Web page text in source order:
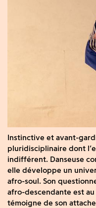
Instinctive et avant-
pluridisciplinaire dont
indifférent. Danseuse
elle développe un
afro-soul. Son
afro-descendante est
témoigne de son